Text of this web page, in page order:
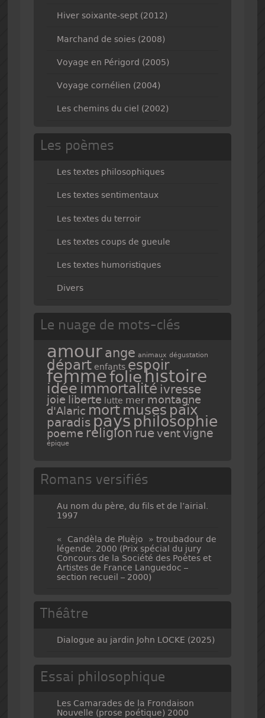
Hiver soixante-sept (2012)
Marchand de soies (2008)
Voyage en Périgord (2005)
Voyage cornélien (2004)
Les chemins du ciel (2002)
Les poèmes
Les textes philosophiques
Les textes sentimentaux
Les textes du terroir
Les textes coups de gueule
Les textes humoristiques
Divers
Le nuage de mots-clés
amour ange animaux dégustation
départ enfants espoir
femmefoliehistoire
idée immortalité ivresse
joie liberte lutte mer montagne
d'Alaric mort muses paix
paradis pays philosophie
poeme religion rue vent vigne
épique
Romans versifiés
Au nom du père, du fils et de l’airial.
1997
« Candèla de Pluèjo » troubadour de
légende. 2000 (Prix spécial du jury
Concours de la Société des Poètes et
Artistes de France Languedoc –
section recueil – 2000)
Théâtre
Dialogue au jardin John LOCKE (2025)
Essai philosophique
Les Camarades de la Frondaison
Nouvelle (prose poétique) 2000